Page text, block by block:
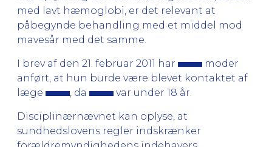
med lavt hæmoglobi, er det relevant at
påbegynde behandling med et middel mod
mavesår med det samme.
I brev af den 21. februar 2011 har
moder
anført, at hun burde være blevet kontaktet af
læge
, da var under 18 år.
Disciplinærnævnet kan oplyse, at
sundhedslovens regler indskrænker